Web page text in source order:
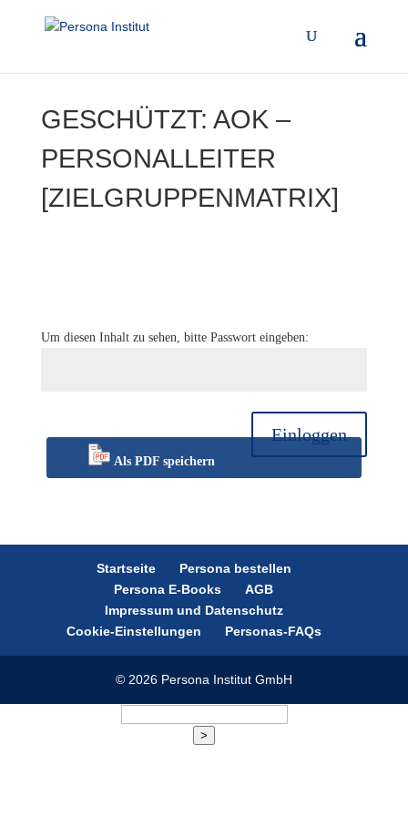
GESCHÜTZT: AOK –
PERSONALLEITER
[ZIELGRUPPENMATRIX]
Um diesen Inhalt zu sehen, bitte Passwort eingeben:
Einloggen
Als PDF speichern
Startseite
Persona bestellen
Persona E-Books
AGB
Impressum und Datenschutz
Cookie-Einstellungen
Personas-FAQs
© 2026 Persona Institut GmbH
>